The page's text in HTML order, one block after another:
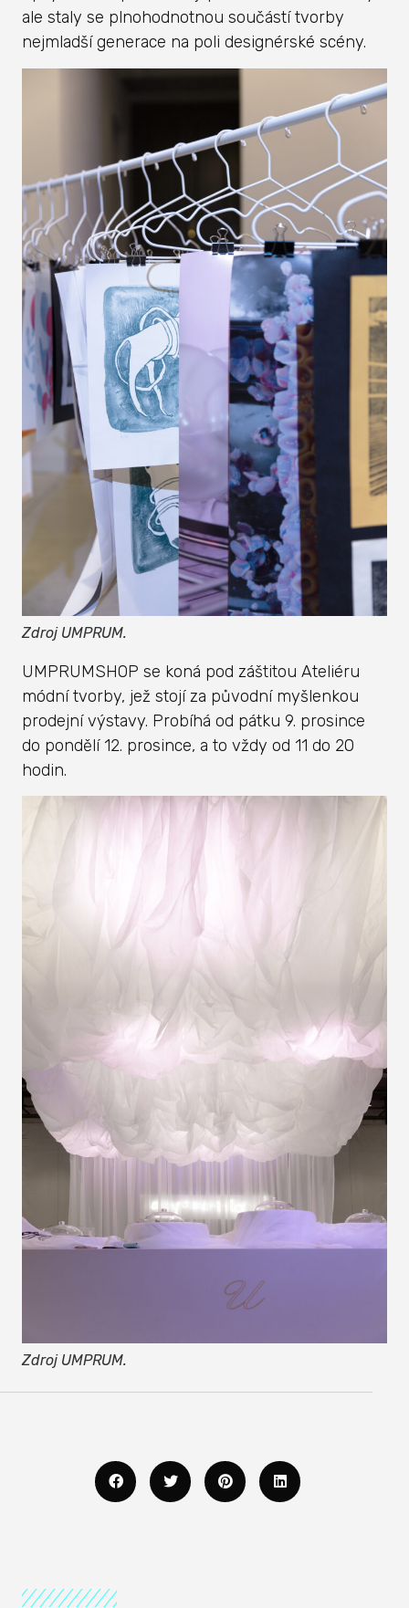
ale staly se plnohodnotnou součástí tvorby
nejmladší generace na poli designérské scény.
Zdroj UMPRUM.
UMPRUMSHOP se koná pod záštitou Ateliéru
módní tvorby, jež stojí za původní myšlenkou
prodejní výstavy. Probíhá od pátku 9. prosince
do pondělí 12. prosince, a to vždy od 11 do 20
hodin.
Zdroj UMPRUM.